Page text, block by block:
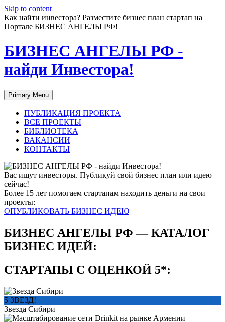
Skip to content
Как найти инвестора? Разместите бизнес план стартап на
Портале БИЗНЕС АНГЕЛЫ РФ!
БИЗНЕС АНГЕЛЫ РФ -
найди Инвестора!
Primary Menu
ПУБЛИКАЦИЯ ПРОЕКТА
ВСЕ ПРОЕКТЫ
БИБЛИОТЕКА
ВАКАНСИИ
КОНТАКТЫ
Вас ищут инвесторы. Публикуй свой бизнес план или идею
сейчас!
Более 15 лет помогаем стартапам находить деньги на свои
проекты:
ОПУБЛИКОВАТЬ БИЗНЕС ИДЕЮ
БИЗНЕС АНГЕЛЫ РФ — КАТАЛОГ
БИЗНЕС ИДЕЙ:
СТАРТАПЫ С ОЦЕНКОЙ 5*:
5 ЗВЕЗД!
Звезда Сибири